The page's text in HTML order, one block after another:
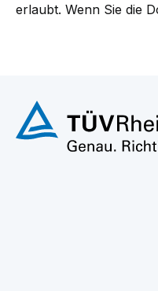
erlaubt. Wenn Sie die